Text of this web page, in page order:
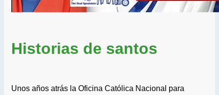
Historias de santos
Unos años atrás la Oficina Católica Nacional para